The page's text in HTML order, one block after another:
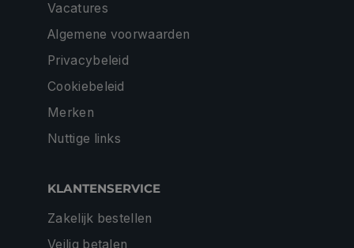
Vacatures
Algemene voorwaarden
Privacybeleid
Cookiebeleid
Merken
Nuttige links
KLANTENSERVICE
Zakelijk bestellen
Veilig betalen